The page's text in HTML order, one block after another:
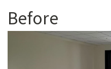
Before